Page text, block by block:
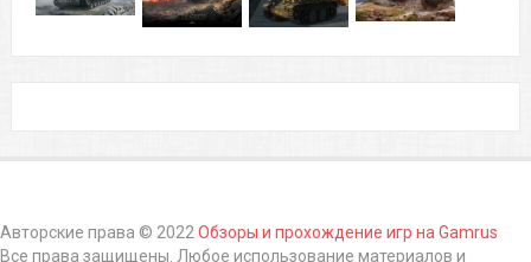
Авторские права © 2022 Обзоры и прохождение игр на Gamrus
Все права защищены. Любое использование материалов и